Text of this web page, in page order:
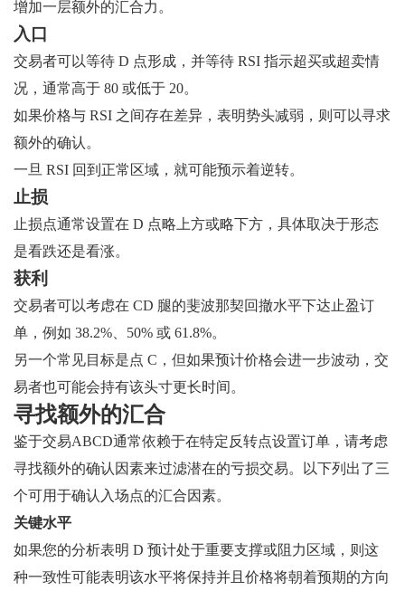
增加一层额外的汇合力。
入口
交易者可以等待 D 点形成，并等待 RSI 指示超买或超卖情
况，通常高于 80 或低于 20。
如果价格与 RSI 之间存在差异，表明势头减弱，则可以寻求
额外的确认。
一旦 RSI 回到正常区域，就可能预示着逆转。
止损
止损点通常设置在 D 点略上方或略下方，具体取决于形态
是看跌还是看涨。
获利
交易者可以考虑在 CD 腿的斐波那契回撤水平下达止盈订
单，例如 38.2%、50% 或 61.8%。
另一个常见目标是点 C，但如果预计价格会进一步波动，交
易者也可能会持有该头寸更长时间。
寻找额外的汇合
鉴于交易ABCD通常依赖于在特定反转点设置订单，请考虑
寻找额外的确认因素来过滤潜在的亏损交易。以下列出了三
个可用于确认入场点的汇合因素。
关键水平
如果您的分析表明 D 预计处于重要支撑或阻力区域，则这
种一致性可能表明该水平将保持并且价格将朝着预期的方向